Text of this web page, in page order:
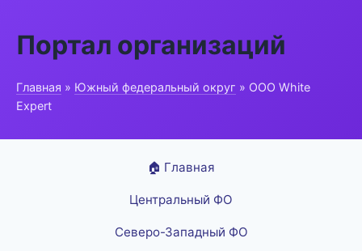
Портал организаций
Главная » Южный федеральный округ » ООО White
Expert
🏠 Главная
Центральный ФО
Северо-Западный ФО